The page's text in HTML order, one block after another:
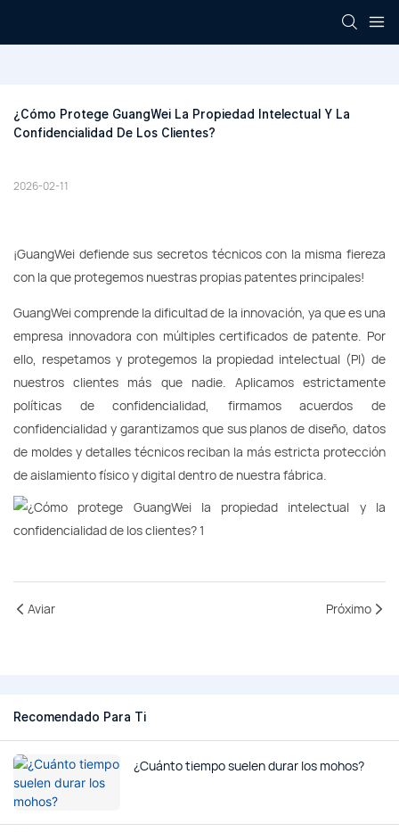
¿Cómo Protege GuangWei La Propiedad Intelectual Y La
Confidencialidad De Los Clientes?
2026-02-11
¡GuangWei defiende sus secretos técnicos con la misma fiereza
con la que protegemos nuestras propias patentes principales!
GuangWei comprende la dificultad de la innovación, ya que es una
empresa innovadora con múltiples certificados de patente. Por
ello, respetamos y protegemos la propiedad intelectual (PI) de
nuestros clientes más que nadie. Aplicamos estrictamente
políticas de confidencialidad, firmamos acuerdos de
confidencialidad y garantizamos que sus planos de diseño, datos
de moldes y detalles técnicos reciban la más estricta protección
de aislamiento físico y digital dentro de nuestra fábrica.
Aviar Próximo
Recomendado Para Ti
¿Cuánto tiempo suelen durar los mohos?